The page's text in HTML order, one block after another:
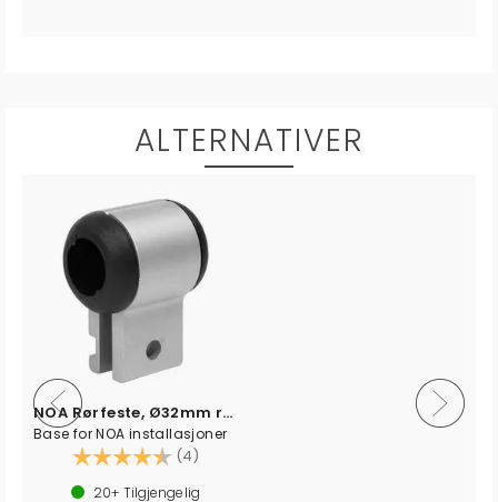
ALTERNATIVER
5 mulige
NOA Rørfeste, Ø32mm rør
Base for NOA installasjoner
Karakter: (4)
20+ Tilgjengelig